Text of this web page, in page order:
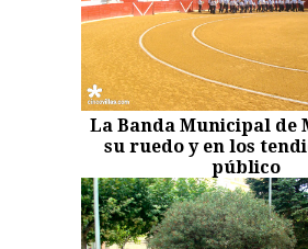
La Banda Municipal de
su ruedo y en los
público